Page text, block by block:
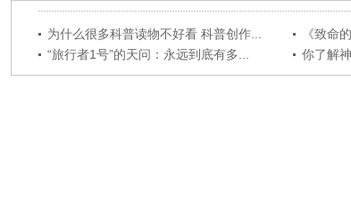
为什么很多科普读物不好看 科普创作...
《致命
“旅行者1号”的天问：永远到底有多...
你了解